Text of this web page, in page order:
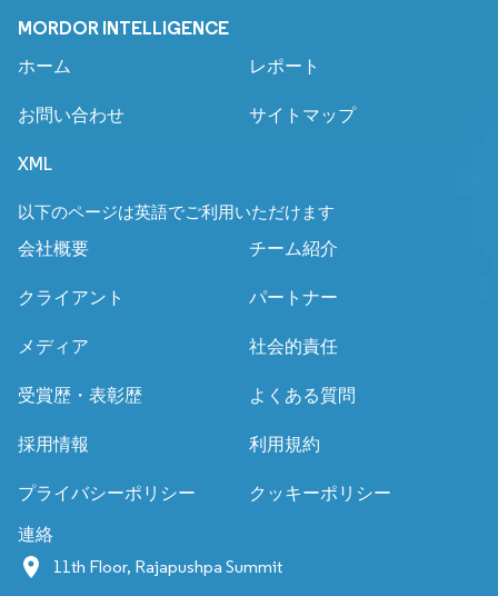
MORDOR INTELLIGENCE
ホーム レポート
お問い合わせ サイトマップ
XML
以下のページは英語でご利用いただけます
会社概要
チーム紹介
クライアント パートナー
メディア 社会的責任
受賞歴・表彰歴 よくある質問
採用情報 利用規約
プライバシーポリシー クッキーポリシー
連絡
11th Floor, Rajapushpa Summit